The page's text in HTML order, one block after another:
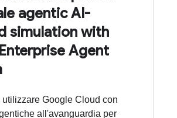
agentic AI-
simulation with
Agent
utilizzare Google Cloud con
all'avanguardia per